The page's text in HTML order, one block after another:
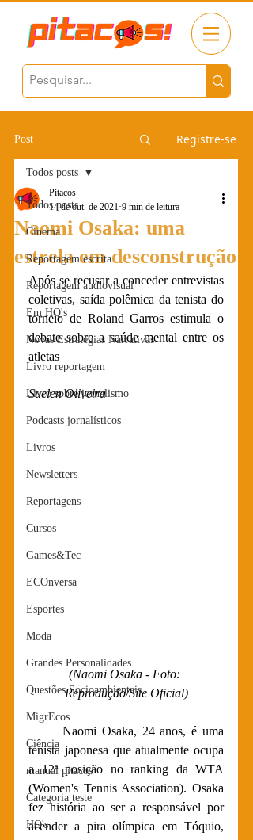
Post Registre-se
Todos posts
Cinema
Reportagem escrita
Reportagem audiovisual
Em HQ's
Novas Estratégias Narrativas
Livro reportagem
Livro sobre jornalismo
Podcasts jornalísticos
Livros
Newsletters
Reportagens
Cursos
Games&Tec
ECOnversa
Esportes
Moda
Grandes Personalidades
Questões Socioambientais
MigrEcos
Ciência
manual pitacos
Categoria teste
HQ's
Todos posts
Naomi Osaka: uma
estrela em desconstrução
Pitacos
14 de out. de 2021 9 min de leitura
Após se recusar a conceder entrevistas
coletivas, saída polêmica da tenista do
torneio de Roland Garros estimula o
debate sobre a saúde mental entre os
atletas
Suelen Oliveira
(Naomi Osaka - Foto:
Reprodução/Site Oficial)
tenista japonesa que atualmente ocupa
a 12ª posição no ranking da WTA
(Women's Tennis Association). Osaka
fez história ao ser a responsável por
acender a pira olímpica em Tóquio,